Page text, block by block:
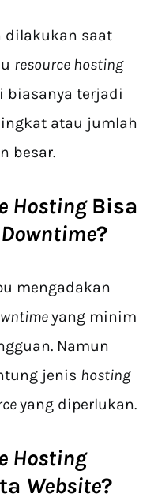
dilakukan saat
resource hosting
biasanya terjadi
atau jumlah
besar.
Hosting Bisa
Downtime?
mengadakan
yang minim
Namun
jenis hosting
yang diperlukan.
Hosting
Website?